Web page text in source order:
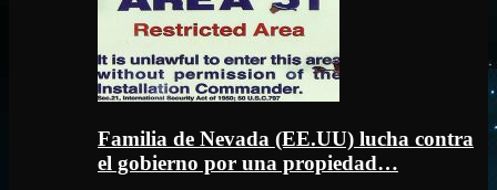
Familia de Nevada (EE.UU) lucha contra
el gobierno por una propiedad…